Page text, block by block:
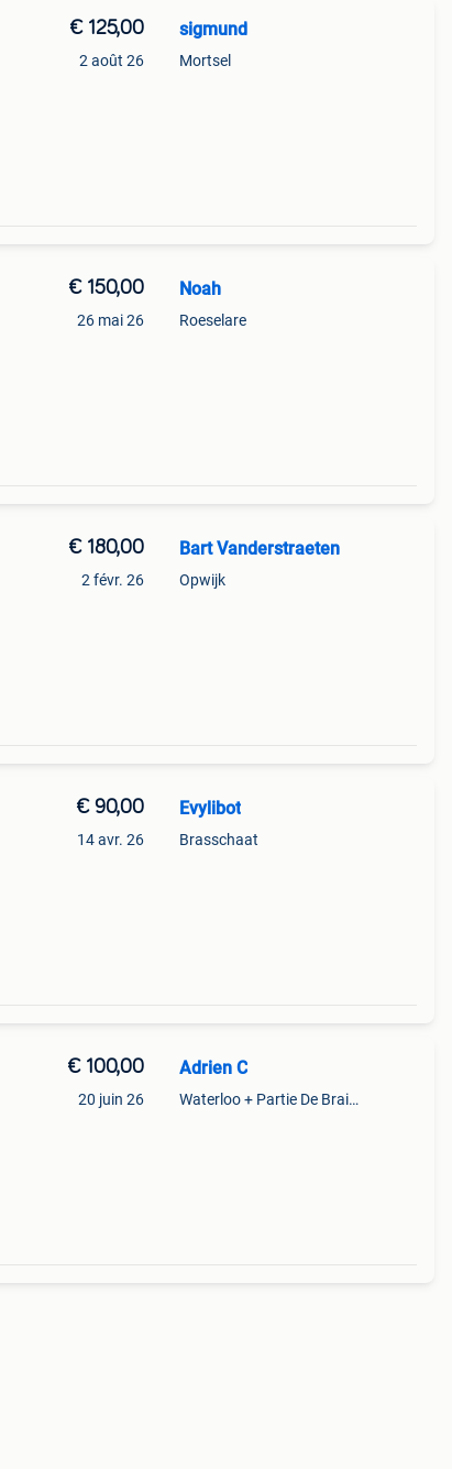
€ 125,00
2 août 26
sigmund
Mortsel
€ 150,00
26 mai 26
Noah
Roeselare
€ 180,00
2 févr. 26
Bart Vanderstraeten
Opwijk
€ 90,00
14 avr. 26
Evylibot
Brasschaat
€ 100,00
20 juin 26
Adrien C
Waterloo + Partie De Braine-L'Alleud, De Ohain